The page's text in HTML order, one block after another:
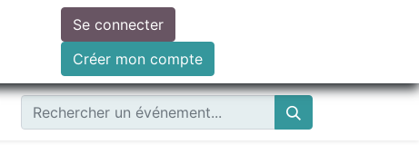
Faire un don
Se connecter
Créer mon compte